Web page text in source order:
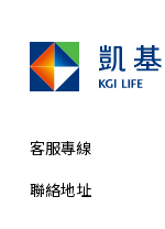
客服專線
聯絡地址